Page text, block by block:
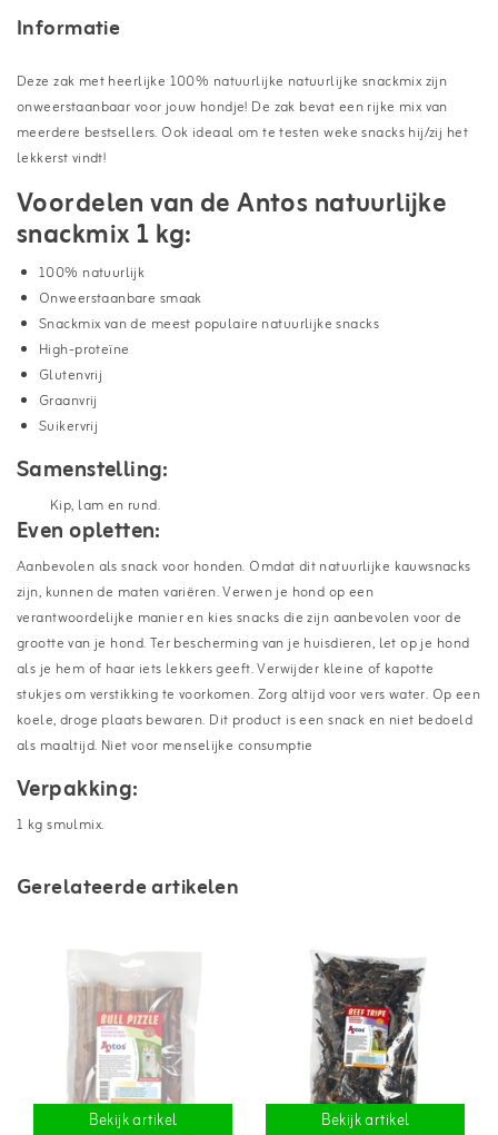
Informatie
Deze zak met heerlijke 100% natuurlijke natuurlijke snackmix zijn
onweerstaanbaar voor jouw hondje! De zak bevat een rijke mix van
meerdere bestsellers. Ook ideaal om te testen weke snacks hij/zij het
lekkerst vindt!
Voordelen van de Antos natuurlijke
snackmix 1 kg:
100% natuurlijk
Onweerstaanbare smaak
Snackmix van de meest populaire natuurlijke snacks
High-proteïne
Glutenvrij
Graanvrij
Suikervrij
Samenstelling:
Kip, lam en rund.
Even opletten:
Aanbevolen als snack voor honden. Omdat dit natuurlijke kauwsnacks
zijn, kunnen de maten variëren. Verwen je hond op een
verantwoordelijke manier en kies snacks die zijn aanbevolen voor de
grootte van je hond. Ter bescherming van je huisdieren, let op je hond
als je hem of haar iets lekkers geeft. Verwijder kleine of kapotte
stukjes om verstikking te voorkomen. Zorg altijd voor vers water. Op een
koele, droge plaats bewaren. Dit product is een snack en niet bedoeld
als maaltijd. Niet voor menselijke consumptie
Verpakking:
1 kg smulmix.
Gerelateerde artikelen
Bekijk artikel
Bekijk artikel